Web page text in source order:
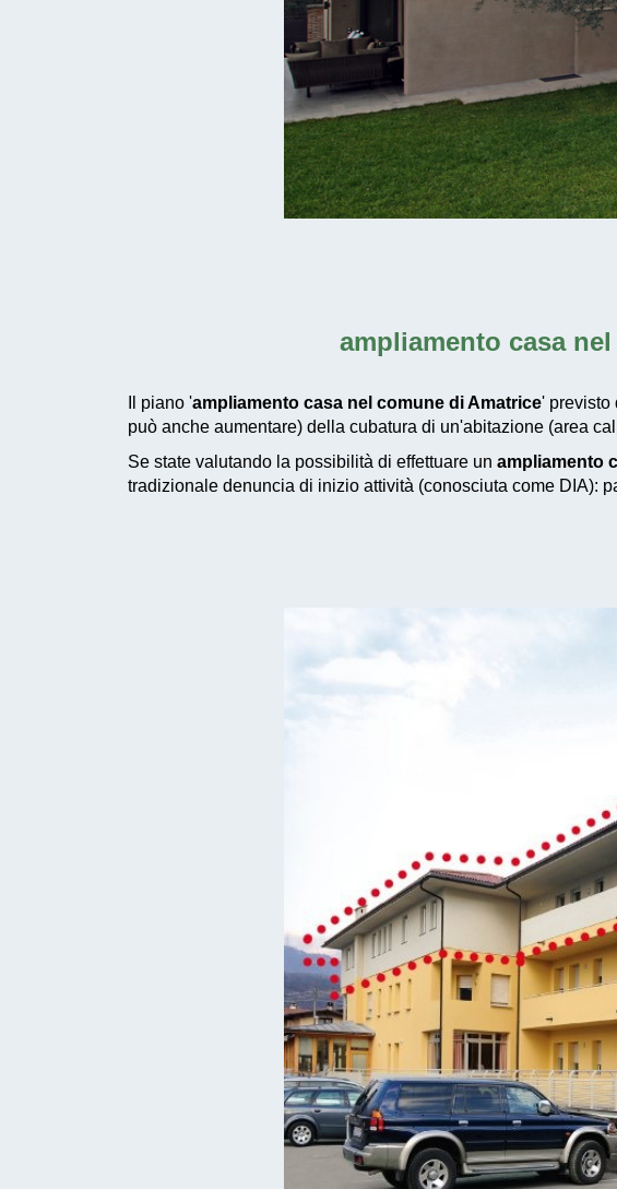
ampliamento casa
Il piano 'ampliamento casa nel comune di Amatrice' previsto
può anche aumentare) della cubatura di un'abitazione (area
Se state valutando la possibilità di effettuare un ampliamento
tradizionale denuncia di inizio attività (conosciuta come DIA):